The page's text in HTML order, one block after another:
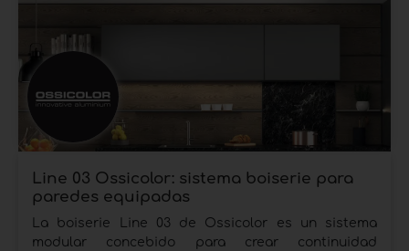
Line 03 Ossicolor: sistema boiserie para
paredes equipadas
La boiserie Line 03 de Ossicolor es un sistema
modular concebido para crear continuidad